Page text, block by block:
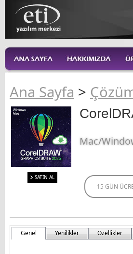
Ana Sayfa >
SATIN AL
Mac/
15 GÜN
Genel Yenilikler Özellikler